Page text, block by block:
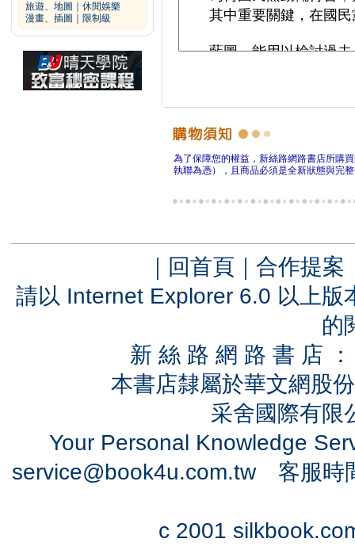
旅遊、地圖
休閒娛樂
漫畫、插圖
限制級
為了保障您的權益，新絲路網路書店所購
執聯為憑），且商品必須是全新狀態與完
｜ 回首頁 ｜ 合作提案
請以 Internet Explorer 6.0 以上
的
新 絲 路 網 路 書 店
本書店隸屬於華文網股
采舍國際有
Your Personal Knowledge
service@book4u.com.tw客服時
c 2001